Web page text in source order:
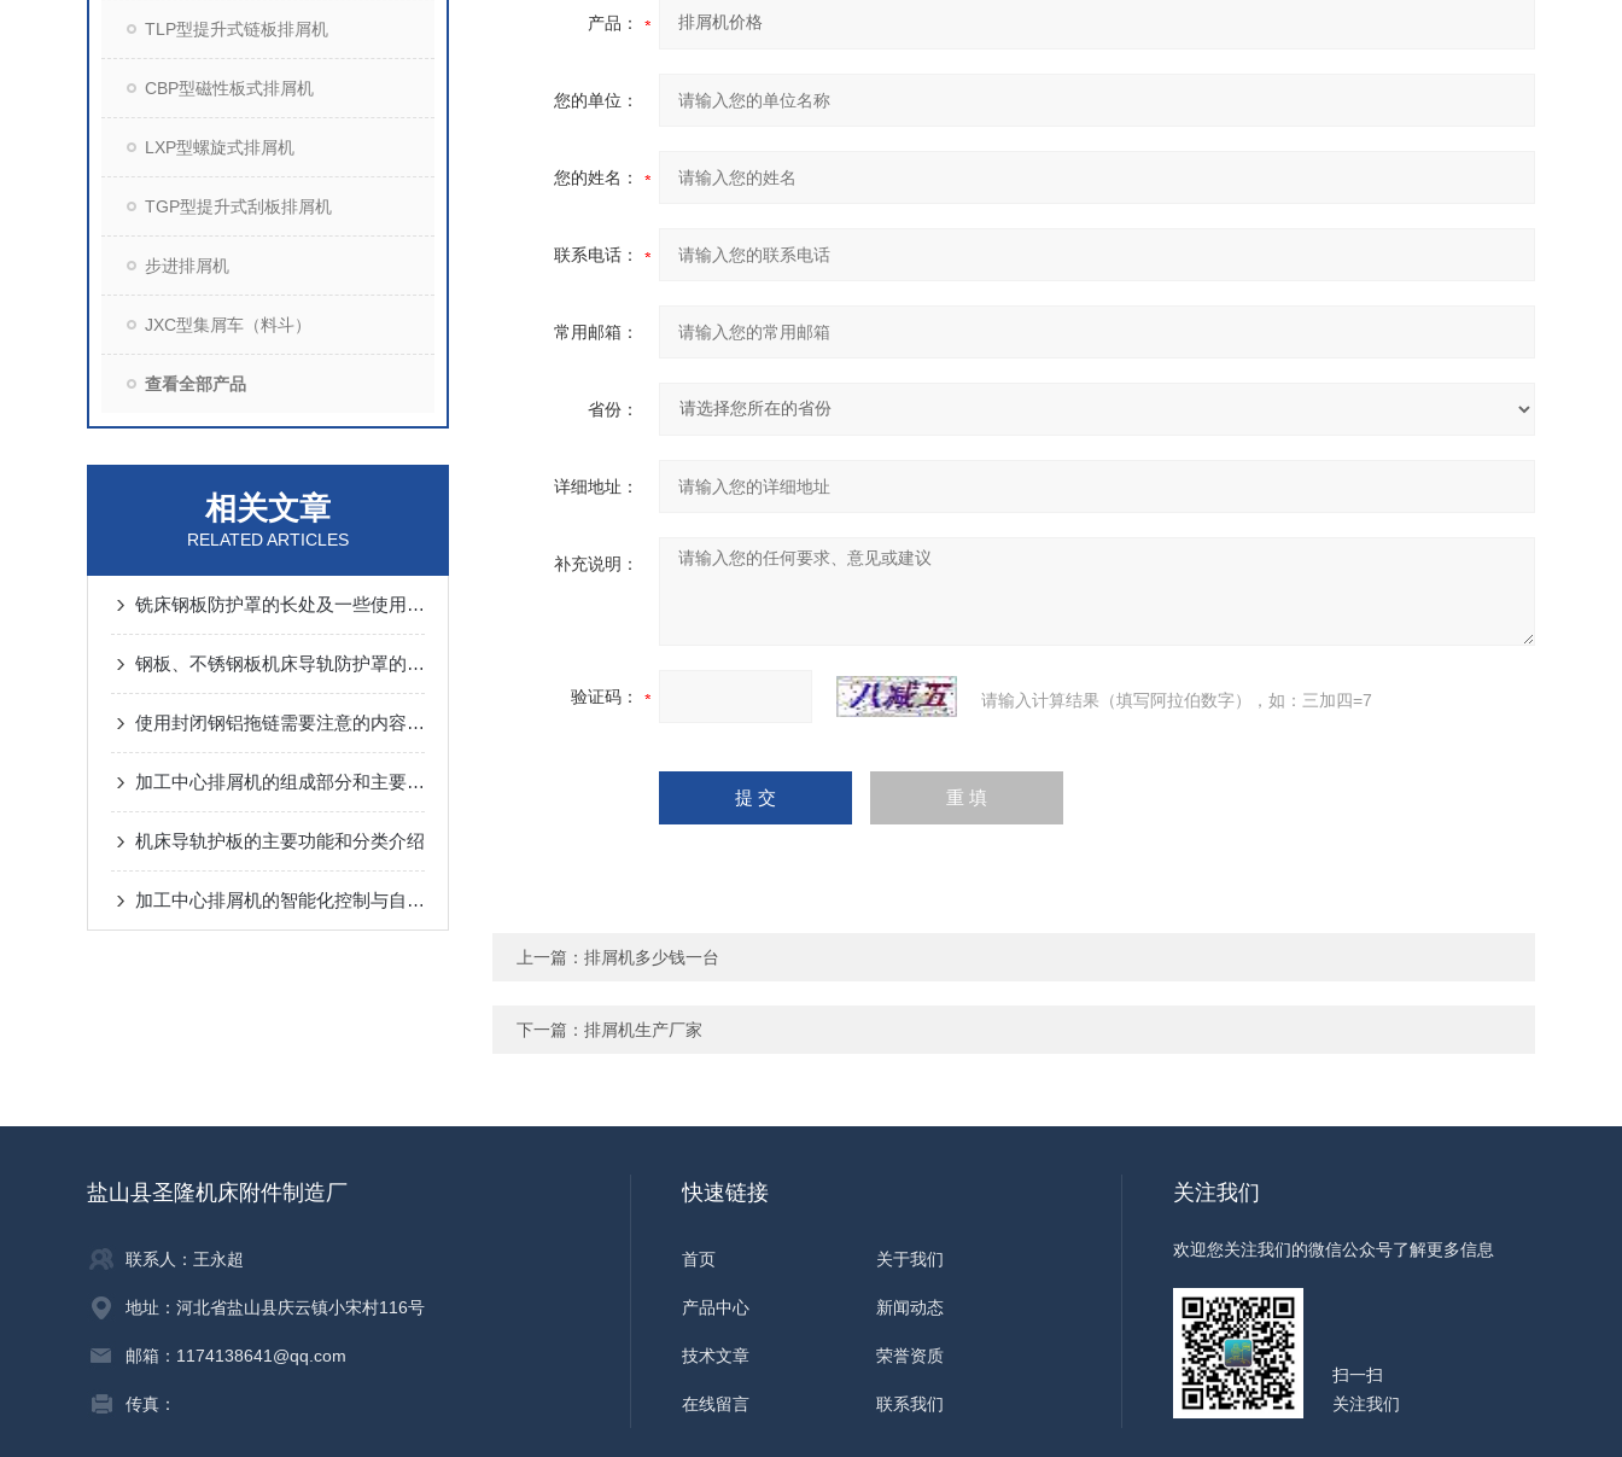
TLP型提升式链板排屑机
CBP型磁性板式排屑机
LXP型螺旋式排屑机
TGP型提升式刮板排屑机
步进排屑机
JXC型集屑车（料斗）
查看全部产品
相关文章
RELATED ARTICLES
铣床钢板防护罩的长处及一些使用小常识
钢板、不锈钢板机床导轨防护罩的特点，你都知道哪些呢？
使用封闭钢铝拖链需要注意的内容有哪些？
加工中心排屑机的组成部分和主要特性介绍
机床导轨护板的主要功能和分类介绍
加工中心排屑机的智能化控制与自动化优势
产品：
您的单位：
您的姓名：
联系电话：
常用邮箱：
省份：
详细地址：
补充说明：
验证码： 请输入计算结果（填写阿拉伯数字），如：三加四=7
上一篇： 排屑机多少钱一台
下一篇： 排屑机生产厂家
盐山县圣隆机床附件制造厂
联系人：王永超
地址：河北省盐山县庆云镇小宋村116号
邮箱：1174138641@qq.com
传真：
快速链接
首页 关于我们
产品中心 新闻动态
技术文章 荣誉资质
在线留言 联系我们
关注我们
欢迎您关注我们的微信公众号了解更多信息
扫一扫
关注我们